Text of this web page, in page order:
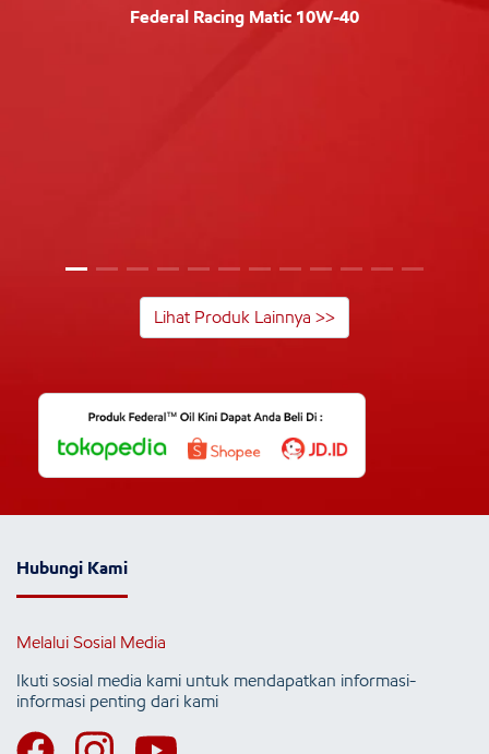
Federal Racing Matic 10W-40
Lihat Produk Lainnya >>
Hubungi Kami
Melalui Sosial Media
Ikuti sosial media kami untuk mendapatkan informasi-
informasi penting dari kami